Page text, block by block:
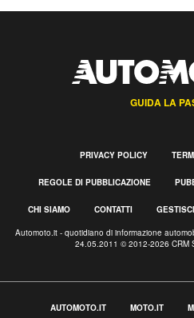
GUIDA LA
PRIVACY POLICY
REGOLE DI PUBBLICAZIONE
CHI SIAMO CONTATTI
Automoto.it - quotidiano di informazione
24.05.2011 © 2012-2026 CRM
AUTOMOTO.IT MOTO.IT